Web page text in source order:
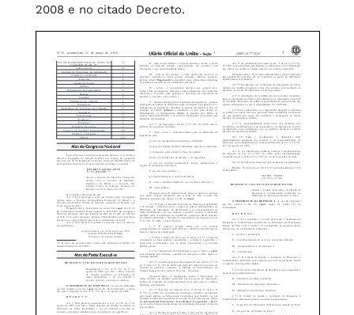
2008 e no citado Decreto.